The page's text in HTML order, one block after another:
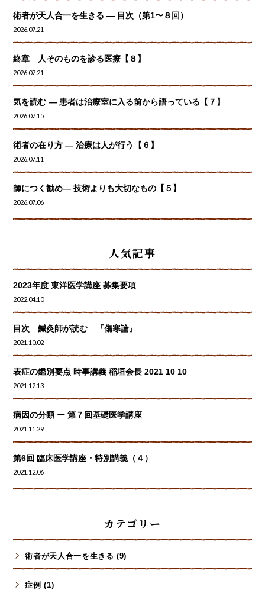
術者が天人合一を生きる — 目次（第1〜８回）
2026.07.21
終章 人そのものを診る医療【８】
2026.07.21
気を読む ― 患者は治療室に入る前から語っている【７】
2026.07.15
術者の在り方 ― 治療は人が行う【６】
2026.07.11
師につく勧め― 技術よりも大切なもの【５】
2026.07.06
人気記事
2023年度 東洋医学講座 募集要項
2022.04.10
目次 鍼灸師が読む 『傷寒論』
2021.10.02
表症の鑑別要点 時事講義 稲垣会長 2021 10 10
2021.12.13
病因の分類 ー 第７回基礎医学講座
2021.11.29
第6回 臨床医学講座・特別講義（４）
2021.12.06
カテゴリー
術者が天人合一を生きる (9)
症例 (1)